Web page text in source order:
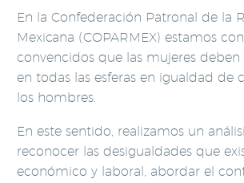
En la Confederación Patronal de la
Mexicana (COPARMEX) estamos
convencidos que las mujeres
en todas las esferas en igualdad de
los hombres.
En este sentido, realizamos un
reconocer las desigualdades que
económico y laboral, abordar el